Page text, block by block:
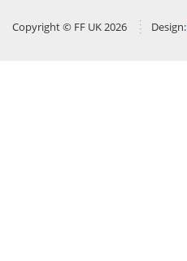
Copyright © FF UK 2026 Design: